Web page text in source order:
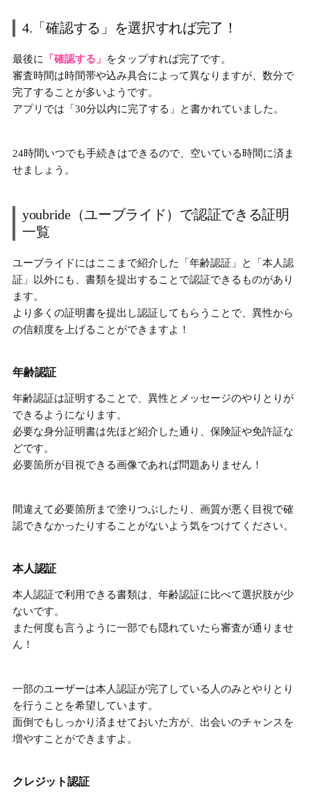
4.「確認する」を選択すれば完了！
最後に 「確認する」
をタップすれば完了です。
審査時間は時間帯や込み具合によって異なりますが、数分で
完了することが多いようです。
アプリでは「30分以内に完了する」と書かれていました。
24時間いつでも手続きはできるので、空いている時間に済ま
せましょう。
youbride（ユーブライド）で認証できる証明
一覧
ユーブライドにはここまで紹介した「年齢認証」と「本人認
証」以外にも、書類を提出することで認証できるものがあり
ます。
より多くの証明書を提出し認証してもらうことで、異性から
の信頼度を上げることができますよ！
年齢認証
年齢認証は証明することで、 異性とメッセージのやりとりが
できるようになります。
必要な身分証明書は先ほど紹介した通り、保険証や免許証な
どです。
必要箇所が目視できる画像であれば問題ありません！
間違えて必要箇所まで塗りつぶしたり、画質が悪く目視で確
認できなかったりすることがないよう気をつけてください。
本人認証
本人認証で利用できる書類は、年齢認証に比べて選択肢が少
ないです。
また何度も言うように一部でも隠れていたら審査が通りませ
ん！
一部のユーザーは本人認証が完了している人のみとやりとり
を行うことを希望しています。
面倒でもしっかり済ませておいた方が、 出会いのチャンスを
増やすことができますよ。
クレジット認証